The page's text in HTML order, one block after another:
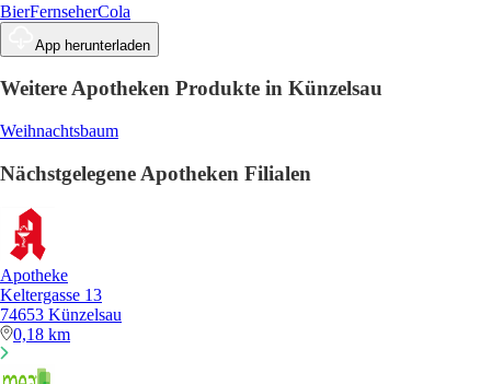
BierFernseherCola
App herunterladen
Weitere Apotheken Produkte in Künzelsau
Weihnachtsbaum
Nächstgelegene Apotheken Filialen
Apotheke
Keltergasse 13
74653 Künzelsau
0,18 km